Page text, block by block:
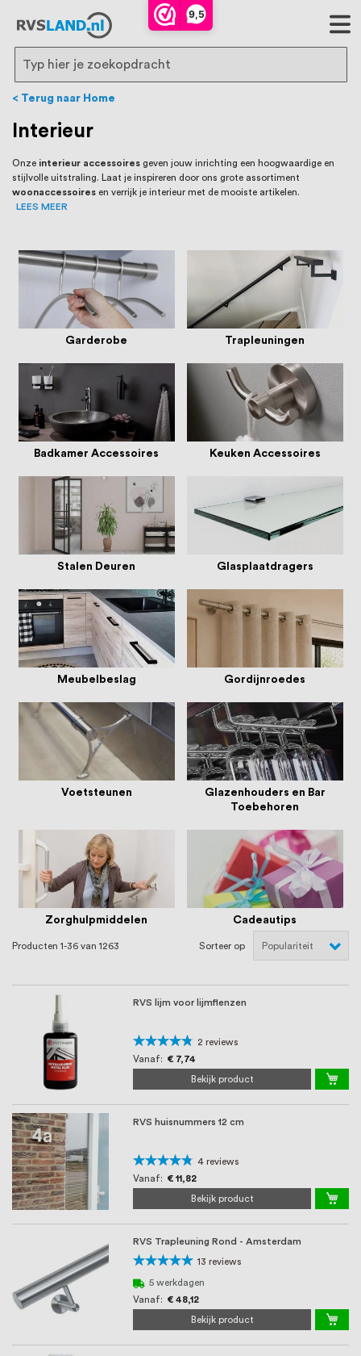
9,5
RVS Land is een écht familiebedrijf met
bijna 20 jaar ervaring in RVS producten
voor binnen- en buitenhuis, waaronder
trapleuningen, deurbeslag,
ventilatieroosters en bouwbeslag. In onze
webshop vind je het grootste assortiment
van Nederland en België, met meer dan
direct uit voorraad leverbaar. Wij hebben
tevens een eigen werkplaats waar we
RVS op maat produceren, geheel volgens
jouw specifieke wensen. Al sinds onze
oprichting staat persoonlijke service bij
ons voorop, want we geloven dat een
goede relatie met onze klanten het
verschil maakt.
Search
Terug naar Home
Interieur
Onze interieur accessoires geven jouw inrichting een hoogwaardige en
stijlvolle uitstraling. Laat je inspireren door ons grote assortiment
woonaccessoires en verrijk je interieur met de mooiste artikelen.
LEES MEER
Garderobe Trapleuningen
Badkamer Accessoires Keuken Accessoires
Stalen Deuren Glasplaatdragers
Meubelbeslag Gordijnroedes
Voetsteunen
Glazenhouders en Bar
Toebehoren
Zorghulpmiddelen Cadeautips
Producten 1-36 van 1263 Sorteer op
RVS lijm voor lijmflenzen
Waardering:
90%
2 reviews
Vanaf
€ 7,74
Bekijk product
RVS huisnummers 12 cm
Waardering:
90%
4 reviews
Vanaf
€ 11,82
Bekijk product
RVS Trapleuning Rond - Amsterdam
Waardering:
98%
13 reviews
5 werkdagen
Vanaf
€ 48,12
Bekijk product